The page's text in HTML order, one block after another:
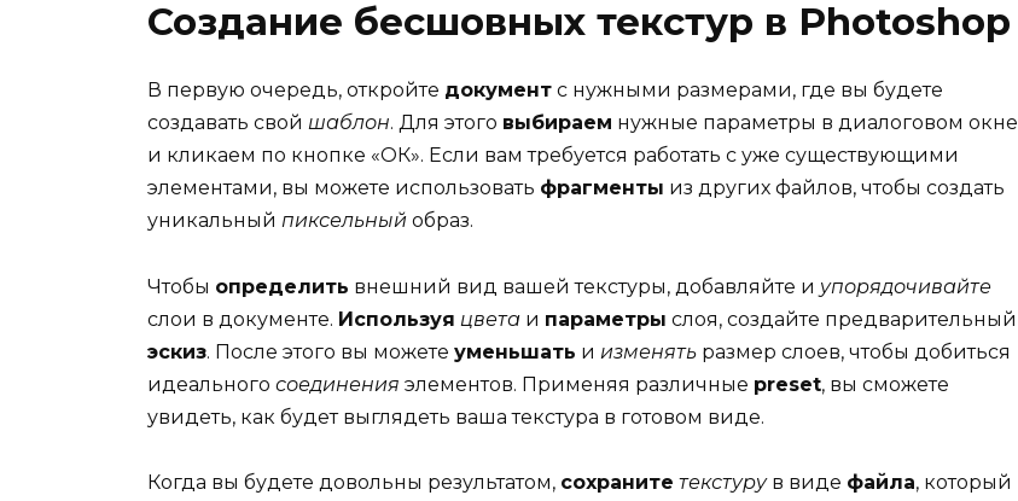
Создание бесшовных текстур в Photoshop
В первую очередь, откройте документ с нужными размерами, где вы будете
создавать свой шаблон. Для этого выбираем нужные параметры в диалоговом окне
и кликаем по кнопке «ОК». Если вам требуется работать с уже существующими
элементами, вы можете использовать фрагменты из других файлов, чтобы создать
уникальный пиксельный образ.
Чтобы определить внешний вид вашей текстуры, добавляйте и упорядочивайте
слои в документе. Используя цвета и параметры слоя, создайте предварительный
эскиз. После этого вы можете уменьшать и изменять размер слоев, чтобы добиться
идеального соединения элементов. Применяя различные preset, вы сможете
увидеть, как будет выглядеть ваша текстура в готовом виде.
Когда вы будете довольны результатом, сохраните текстурув виде файла, который